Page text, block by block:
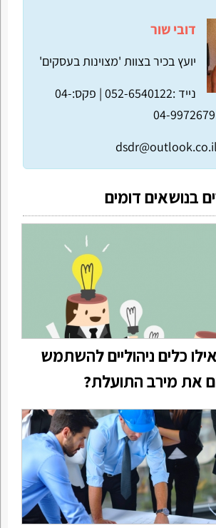
דובי שור
יועץ בכיר בצוות 'מצוינות בעסקים'
נייד :052-6540122 |
פקס:04-
dsdr@outlook.co.il
בנושאים דומים
כלים ניהוליים להשתמש
את מירב התועלת?